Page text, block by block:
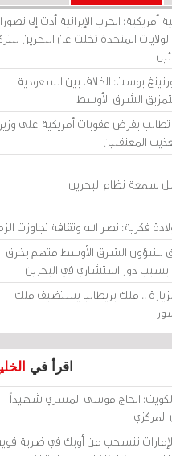
أمريكية: الحرب الإيرانية أدت إلى
المتحدة تخلت عن البحرين
بوست: الخلاف بين السعودية
الشرق الأوسط
بفرض عقوبات أمريكية على وزير
المعتقلين
سمعة نظام البحرين
فكرية: نصر الله وثقافة تجاوزت
لشؤون الشرق الأوسط متهم بخرق
بسبب دور استشاري في البحرين
.. ملك بريطانيا يستضيف ملك
اقرأ في
الحاج موسى المسري شهيداً
تنسحب من أوبك في ضربة